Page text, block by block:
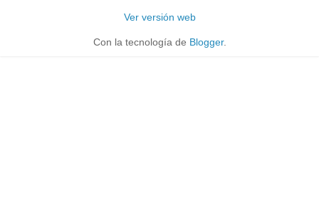
Ver versión web
Con la tecnología de Blogger.